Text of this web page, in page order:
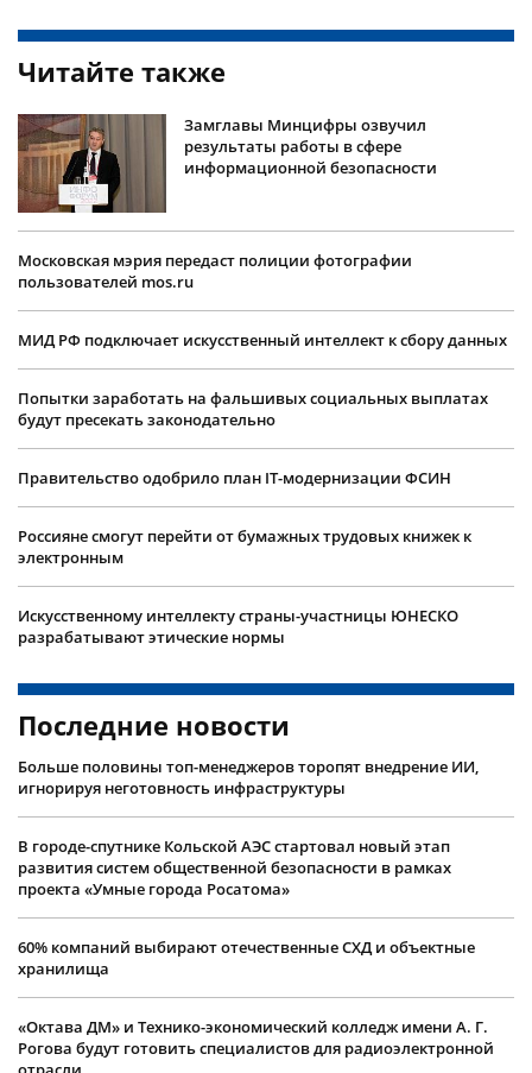
Читайте также
Замглавы Минцифры озвучил
результаты работы в сфере
информационной безопасности
Московская мэрия передаст полиции фотографии
пользователей mos.ru
МИД РФ подключает искусственный интеллект к сбору данных
Попытки заработать на фальшивых социальных выплатах
будут пресекать законодательно
Правительство одобрило план IT-модернизации ФСИН
Россияне смогут перейти от бумажных трудовых книжек к
электронным
Искусственному интеллекту страны-участницы ЮНЕСКО
разрабатывают этические нормы
Последние новости
Больше половины топ-менеджеров торопят внедрение ИИ,
игнорируя неготовность инфраструктуры
В городе-спутнике Кольской АЭС стартовал новый этап
развития систем общественной безопасности в рамках
проекта «Умные города Росатома»
60% компаний выбирают отечественные СХД и объектные
хранилища
«Октава ДМ» и Технико-экономический колледж имени А. Г.
Рогова будут готовить специалистов для радиоэлектронной